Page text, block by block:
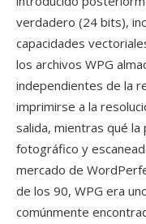
verdadero (24 bits),
capacidades
los archivos WPG
independientes de la
imprimirse a la
salida, mientras qué
fotográfico y
mercado de
de los 90, WPG era
comúnmente